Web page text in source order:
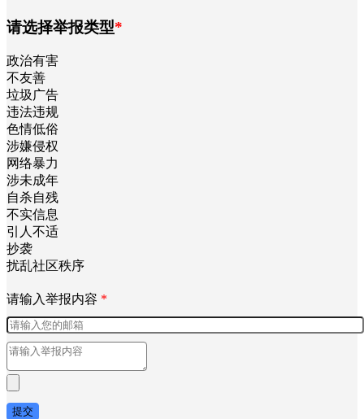
请选择举报类型*
政治有害
不友善
垃圾广告
违法违规
色情低俗
涉嫌侵权
网络暴力
涉未成年
自杀自残
不实信息
引人不适
抄袭
扰乱社区秩序
请输入举报内容 *
提交